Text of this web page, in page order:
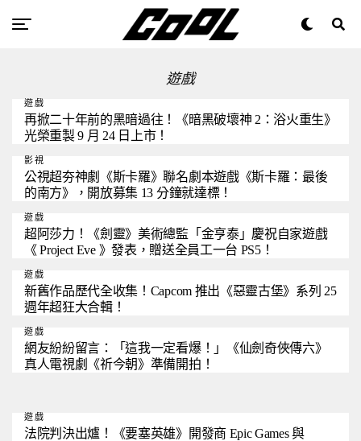
遊戲
遊戲
再掀二十年前的黑暗過往！《暗黑破壞神 2：浴火重生》
光榮重製 9 月 24 日上市！
影視
公視超夯神劇《斯卡羅》聯名劇本遊戲《斯卡羅：最後
的南方》，開放募集 13 分鐘就達標！
遊戲
超阿莎力！《劍靈》美術總監「金亨泰」慶祝自家遊戲
《 Project Eve 》發表，贈送全員工一台 PS5！
遊戲
新舊作品歷代全收集！Capcom 推出《惡靈古堡》系列 25
週年超狂大合輯！
遊戲
網友紛紛留言：「這我一定看爆！」《仙劍奇俠傳六》
真人電視劇《祈今朝》準備開拍！
遊戲
法院判決出爐！《要塞英雄》開發商 Epic Games 與